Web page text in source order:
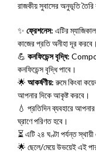
রাজকীয় সুবাসের অনুভূতি
✨ ফ্রেশনেস: এটির
কাজের প্রতি অনীহা দূর করবে।
💪 কনফিডেন্স বৃদ্ধি:
কনফিডেন্স বৃদ্ধি পাবে।
🌟 আকর্ষণীয়:রুমে কিংবা
আপনার দিকে আকৃষ্ট করবে।
💧 প্রতিদিন ব্যবহারে আপনার
ঘ্রাণে পরিণত হবে।
⏳ এটি ২৪ ঘণ্টা পর্যন্ত
🌟 ছেলে/মেয়ে উভয়েই এই